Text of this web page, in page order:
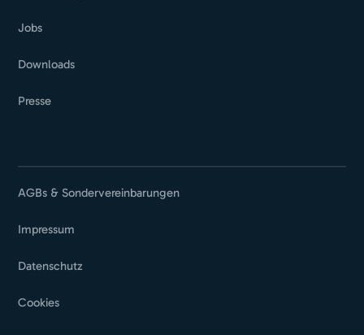
Jobs
Downloads
Presse
AGBs & Sondervereinbarungen
Impressum
Datenschutz
Cookies